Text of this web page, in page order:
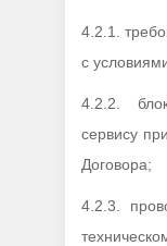
4.2.1.
с
4.2.2.
сервису
Договора;
4.2.3.